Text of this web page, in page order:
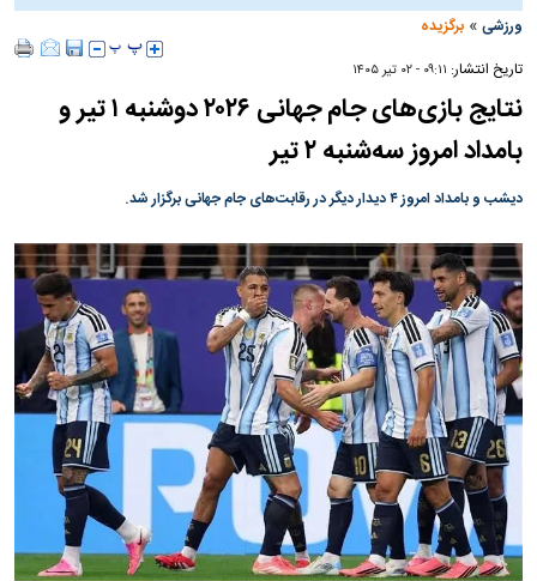
ورزشی »برگزیده
تاریخ انتشار: ۰۹:۱۱ - ۰۲ تير ۱۴۰۵
نتایج بازی‌های جام جهانی ۲۰۲۶ دوشنبه ۱ تیر و
بامداد امروز سه‌شنبه ۲ تیر
دیشب و بامداد امروز ۴ دیدار دیگر در رقابت‌های جام جهانی برگزار شد.